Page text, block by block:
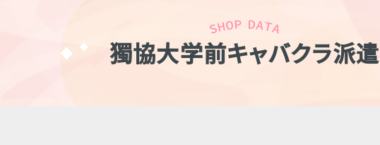
獨協大学前キャバクラ派遣